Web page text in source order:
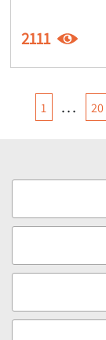
2111
1 … 20